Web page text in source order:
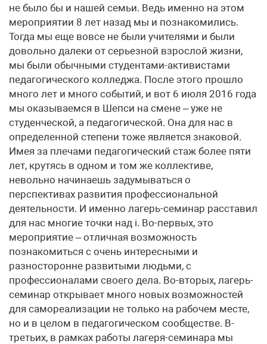
не было бы и нашей семьи. Ведь именно на этом
мероприятии 8 лет назад мы и познакомились.
Тогда мы еще вовсе не были учителями и были
довольно далеки от серьезной взрослой жизни,
мы были обычными студентами-активистами
педагогического колледжа. После этого прошло
много лет и много событий, и вот 6 июля 2016 года
мы оказываемся в Шепси на смене – уже не
студенческой, а педагогической. Она для нас в
определенной степени тоже является знаковой.
Имея за плечами педагогический стаж более пяти
лет, крутясь в одном и том же коллективе,
невольно начинаешь задумываться о
перспективах развития профессиональной
деятельности. И именно лагерь-семинар расставил
для нас многие точки над i. Во-первых, это
мероприятие – отличная возможность
познакомиться с очень интересными и
разносторонне развитыми людьми, с
профессионалами своего дела. Во-вторых, лагерь-
семинар открывает много новых возможностей
для самореализации не только на рабочем месте,
но и в целом в педагогическом сообществе. В-
третьих, в рамках работы лагеря-семинара мы